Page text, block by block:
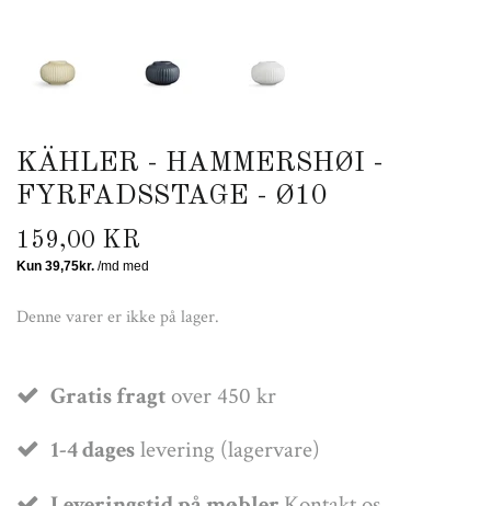
KÄHLER - HAMMERSHØI -
FYRFADSSTAGE - Ø10
159,00 KR
Denne varer er ikke på lager.
Gratis fragtover 450 kr
1-4 dageslevering (lagervare)